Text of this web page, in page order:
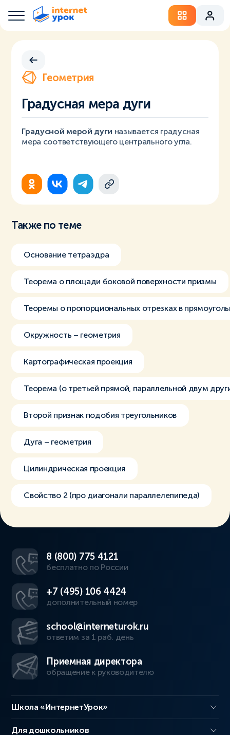
Геометрия
Градусная мера дуги
Градусной мерой дуги называется градусная
мера соответствующего центрального угла.
Также по теме
Основание тетраэдра
Теорема о площади боковой поверхности призмы
Теоремы о пропорциональных отрезках в
Окружность – геометрия
Картографическая проекция
Теорема (о третьей прямой, параллельной двум
Второй признак подобия треугольников
Дуга – геометрия
Цилиндрическая проекция
Свойство 2 (про диагонали параллелепипеда)
8 (800) 775 4121
бесплатно по России
+7 (495) 106 4424
дополнительный номер
school@interneturok.ru
ответим за 1 раб. день
Приемная директора
обращение к руководителю
Школа «ИнтернетУрок»
Для дошкольников